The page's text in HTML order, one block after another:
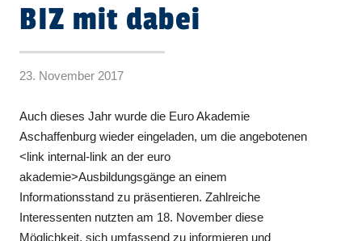
BIZ mit dabei
23. November 2017
Auch dieses Jahr wurde die Euro Akademie
Aschaffenburg wieder eingeladen, um die angebotenen
<link internal-link an der euro
akademie>Ausbildungsgänge an einem
Informationsstand zu präsentieren. Zahlreiche
Interessenten nutzten am 18. November diese
Möglichkeit, sich umfassend zu informieren und